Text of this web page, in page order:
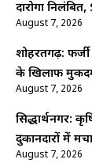
दारोगा निलंबित,
August 7, 2026
शोहरतगढ़:
के खिलाफ
August 7, 2026
सिद्धार्थनगर:
दुकानदारों में
August 7, 2026